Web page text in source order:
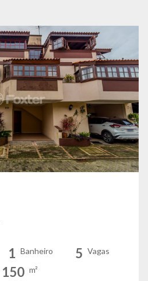
1 Banheiro 5 Vagas
150 m²